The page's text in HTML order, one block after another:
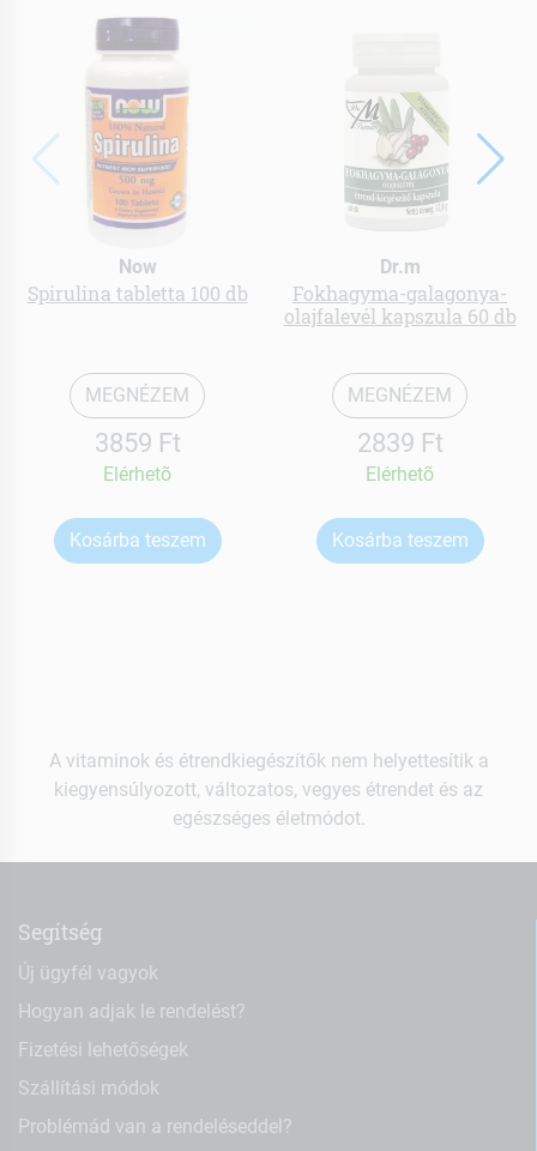
Now
Spirulina tabletta 100 db
MEGNÉZEM
3859 Ft
Elérhetõ
Kosárba teszem
Dr.m
Fokhagyma-galagonya-
olajfalevél kapszula 60 db
MEGNÉZEM
2839 Ft
Elérhetõ
Kosárba teszem
A vitaminok és étrendkiegészítők nem helyettesítik a
kiegyensúlyozott, változatos, vegyes étrendet és az
egészséges életmódot.
Segítség
Új ügyfél vagyok
Hogyan adjak le rendelést?
Fizetési lehetőségek
Szállítási módok
Problémád van a rendeléseddel?